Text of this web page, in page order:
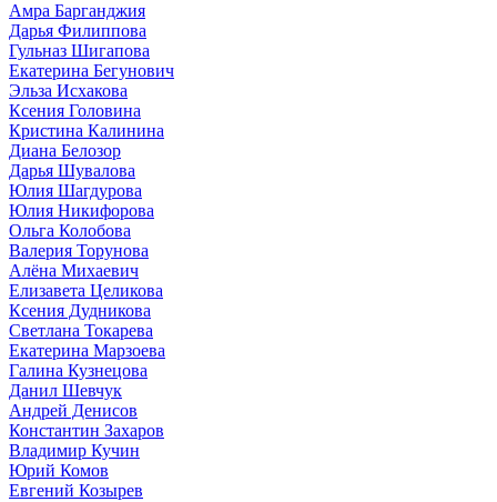
Амра Барганджия
Дарья Филиппова
Гульназ Шигапова
Екатерина Бегунович
Эльза Исхакова
Ксения Головина
Кристина Калинина
Диана Белозор
Дарья Шувалова
Юлия Шагдурова
Юлия Никифорова
Ольга Колобова
Валерия Торунова
Алёна Михаевич
Елизавета Целикова
Ксения Дудникова
Светлана Токарева
Екатерина Марзоева
Галина Кузнецова
Данил Шевчук
Андрей Денисов
Константин Захаров
Владимир Кучин
Юрий Комов
Евгений Козырев